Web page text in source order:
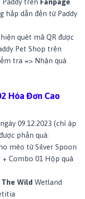
Paddy trên Fanpage
hấp dẫn đến từ Paddy
quét mã QR được
Pet Shop trên
tra => Nhận quà
Hóa Đơn Cao
09.12.2023 (chỉ áp
phần quà:
mèo từ Silver Spoon
+ Combo 01 Hộp quà
Wild Wetland